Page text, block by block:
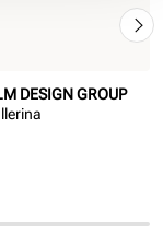
DESIGN GROUP